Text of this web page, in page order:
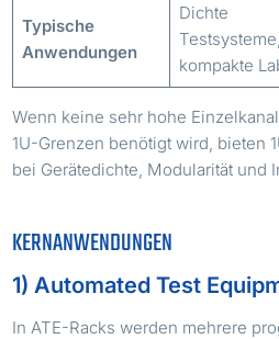
Typische
Anwendungen
Dichte
Testsysteme,
kompakte
Wenn keine sehr hohe
1U-Grenzen benötigt wird, bieten
bei Gerätedichte, Modularität und
KERNANWENDUNGEN
1) Automated Test
In ATE-Racks werden mehrere